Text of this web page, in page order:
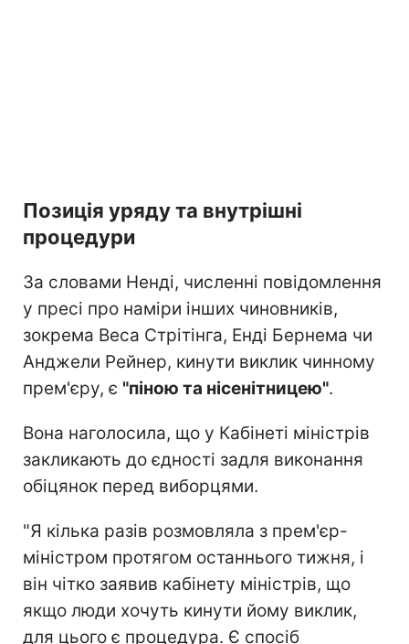
Позиція уряду та внутрішні
процедури
За словами Ненді, численні повідомлення
у пресі про наміри інших чиновників,
зокрема Веса Стрітінга, Енді Бернема чи
Анджели Рейнер, кинути виклик чинному
прем'єру, є "піною та нісенітницею".
Вона наголосила, що у Кабінеті міністрів
закликають до єдності задля виконання
обіцянок перед виборцями.
"Я кілька разів розмовляла з прем'єр-
міністром протягом останнього тижня, і
він чітко заявив кабінету міністрів, що
якщо люди хочуть кинути йому виклик,
для цього є процедура. Є спосіб